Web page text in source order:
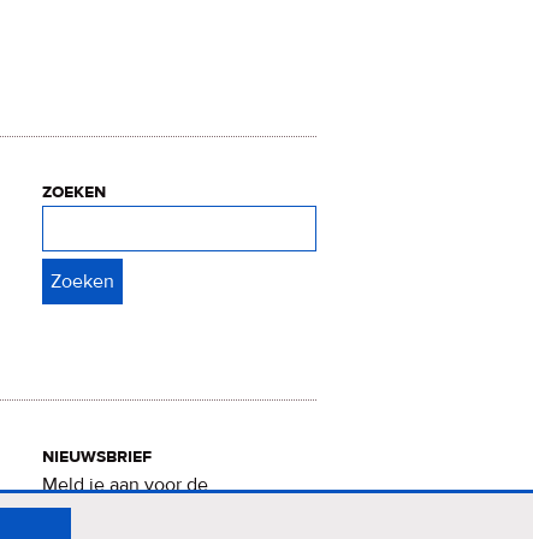
zoeken
nieuwsbrief
Meld je aan voor de
Verrukkelijke 15-nieuwsbrief